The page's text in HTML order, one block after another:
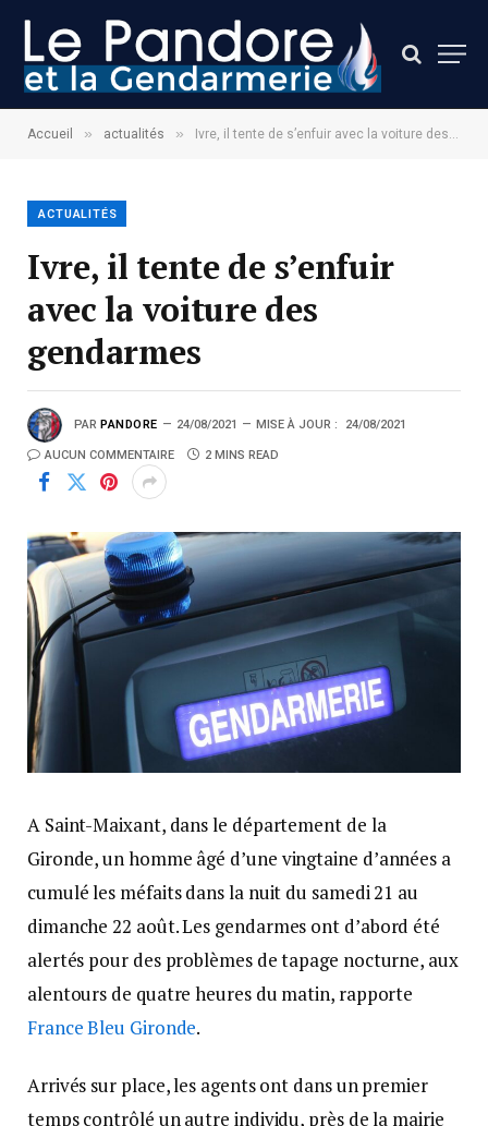
Accueil » actualités » Ivre, il tente de s’enfuir avec la voiture des gendarmes
ACTUALITÉS
Ivre, il tente de s’enfuir
avec la voiture des
gendarmes
PAR PANDORE 24/08/2021 MISE À JOUR : 24/08/2021
AUCUN COMMENTAIRE 2 MINS READ
A Saint-Maixant, dans le département de la
Gironde, un homme âgé d’une vingtaine d’années a
cumulé les méfaits dans la nuit du samedi 21 au
dimanche 22 août. Les gendarmes ont d’abord été
alertés pour des problèmes de tapage nocturne, aux
alentours de quatre heures du matin, rapporte
France Bleu Gironde.
Arrivés sur place, les agents ont dans un premier
temps contrôlé un autre individu, près de la mairie